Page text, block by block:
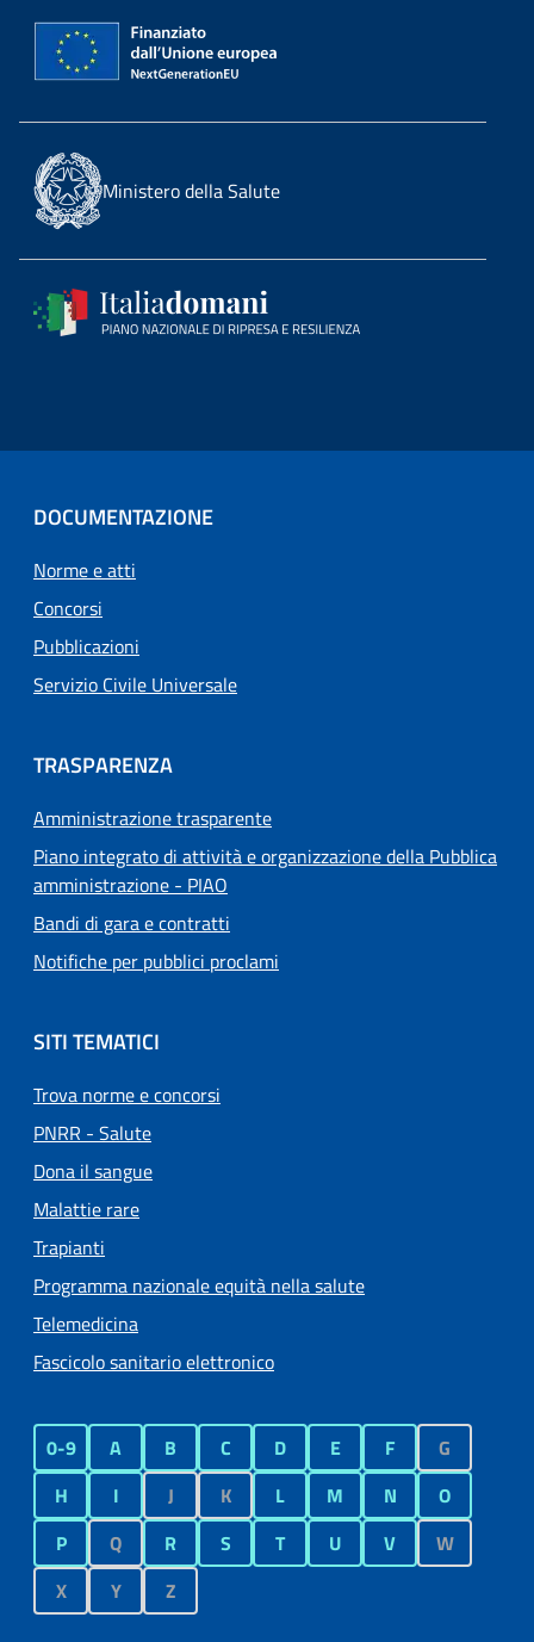
Ministero della Salute
DOCUMENTAZIONE
Norme e atti
Concorsi
Pubblicazioni
Servizio Civile Universale
TRASPARENZA
Amministrazione trasparente
Piano integrato di attività e organizzazione della Pubblica
amministrazione - PIAO
Bandi di gara e contratti
Notifiche per pubblici proclami
SITI TEMATICI
Trova norme e concorsi
PNRR - Salute
Dona il sangue
Malattie rare
Trapianti
Programma nazionale equità nella salute
Telemedicina
Fascicolo sanitario elettronico
0-9 A B C D E F
G
H
I J K L M N
O
P
Q R S T U V
W
X
Y Z